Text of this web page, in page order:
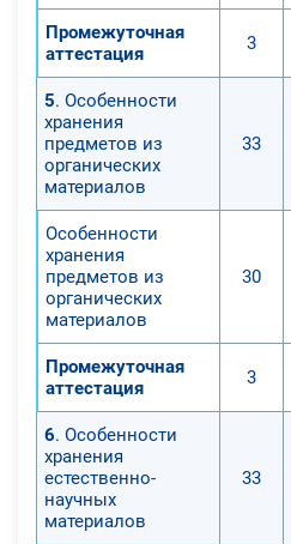
Промежуточная
аттестация
3
5. Особенности
хранения
предметов из
органических
материалов
33
Особенности
хранения
предметов из
органических
материалов
30
Промежуточная
аттестация
3
6. Особенности
хранения
естественно-
научных
материалов
33